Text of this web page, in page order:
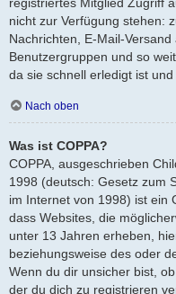
nicht zur Verfügung stehen:
Nachrichten, E-Mail-
Benutzergruppen und so
da sie schnell erledigt ist
Nach oben
Was ist COPPA?
COPPA, ausgeschrieben
1998 (deutsch: Gesetz zum
im Internet von 1998) ist ein
dass Websites, die
unter 13 Jahren erheben,
beziehungsweise des oder
Wenn du dir unsicher bist,
der du dich zu registrieren